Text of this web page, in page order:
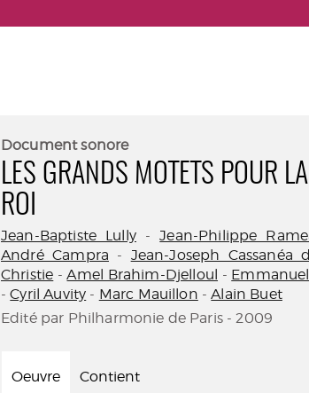
Document sonore
LES GRANDS MOTETS POUR
ROI
Jean-Baptiste Lully-Jean-Philippe
André Campra - Jean-Joseph Cassanéa
Christie -Amel Brahim-Djelloul -
-Cyril Auvity - Marc Mauillon -Alain Buet
Edité par Philharmonie de Paris - 2009
Oeuvre Contient